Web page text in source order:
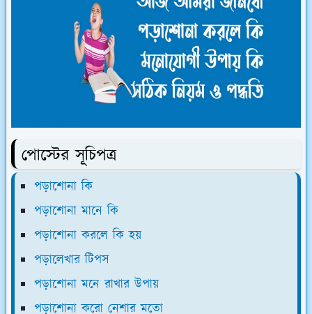
পোস্টের সূচিপত্র
পড়াশোনা কি
পড়াশোনা মানে কি
পড়াশোনা করলে কি হয়
পড়ালেখার টিপস
পড়াশোনা মনে রাখার উপায়
পড়াশোনা করো নেশার মতো